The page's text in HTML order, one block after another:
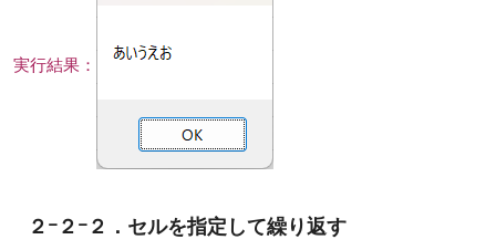
実行結果：
２ｰ２ｰ２．セルを指定して繰り返す